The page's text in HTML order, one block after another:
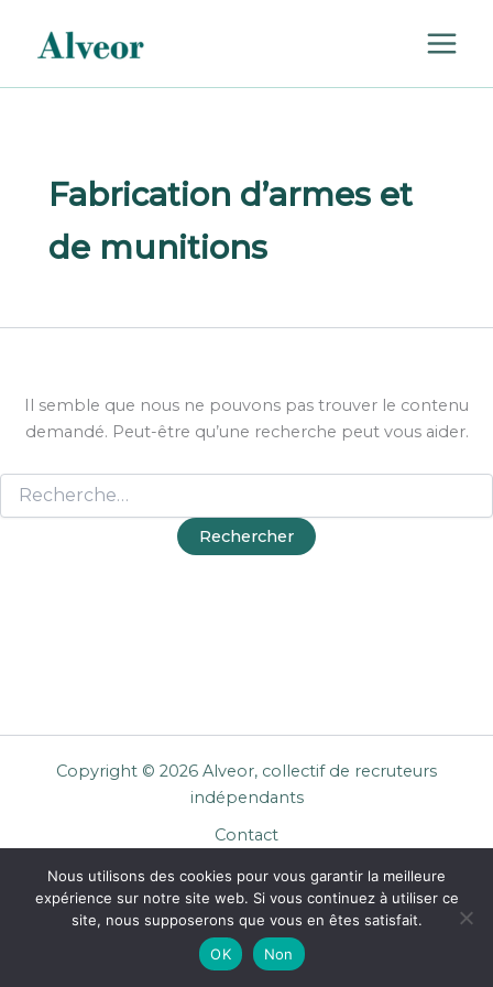
contenu
Fabrication d’armes et
de munitions
Il semble que nous ne pouvons pas trouver le contenu
demandé. Peut-être qu’une recherche peut vous aider.
Copyright © 2026 Alveor, collectif de recruteurs
indépendants
Contact
Mentions légales
Confidentialité
CGU Entreprises
Nous utilisons des cookies pour vous garantir la meilleure
expérience sur notre site web. Si vous continuez à utiliser ce
site, nous supposerons que vous en êtes satisfait.
OK
Non